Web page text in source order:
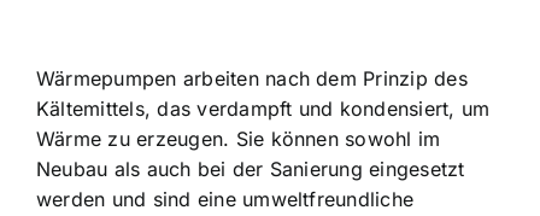
Wärmepumpen arbeiten nach dem Prinzip des
Kältemittels, das verdampft und kondensiert, um
Wärme zu erzeugen. Sie können sowohl im
Neubau als auch bei der Sanierung eingesetzt
werden und sind eine umweltfreundliche